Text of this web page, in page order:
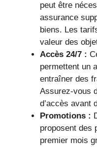
peut être
assurance
biens. Les
valeur des
Accès 24/7 :
permettent un
entraîner des
Assurez-vous
d’accès avant
Promotions :
proposent des
premier mois